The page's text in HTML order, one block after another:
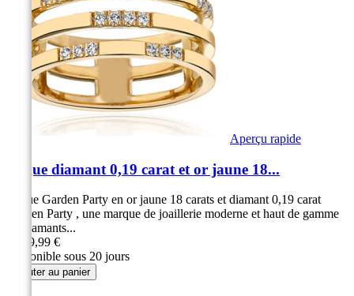
Aperçu rapide
Bague diamant 0,19 carat et or jaune 18...
Bague Garden Party en or jaune 18 carats et diamant 0,19 carat
Garden Party , une marque de joaillerie moderne et haut de gamme
19 diamants...
2 199,99 €
Disponible sous 20 jours
Ajouter au panier